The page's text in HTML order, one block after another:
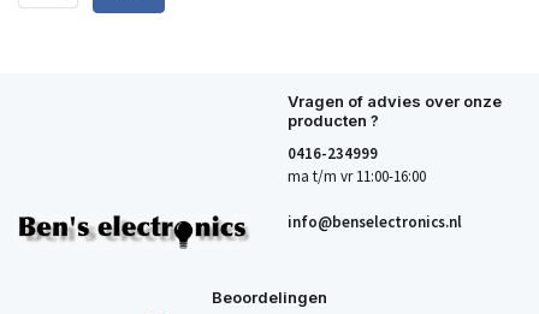
Vragen of advies over onze
producten ?
0416-234999
ma t/m vr 11:00-16:00
info@benselectronics.nl
Beoordelingen